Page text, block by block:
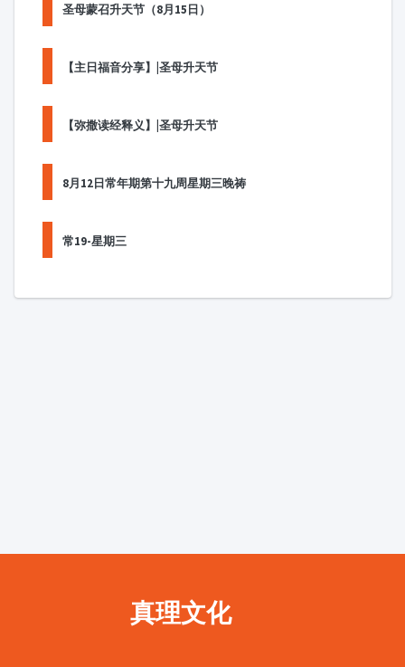
圣母蒙召升天节（8月15日）
【主日福音分享】|圣母升天节
【弥撒读经释义】|圣母升天节
8月12日常年期第十九周星期三晚祷
常19-星期三
真理文化